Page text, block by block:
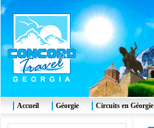
Accueil Géorgie Circuits en Géorgie